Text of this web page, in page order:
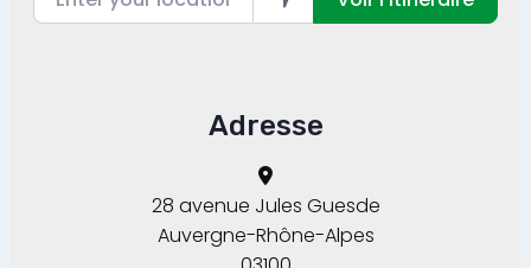
Adresse
28 avenue Jules Guesde
Auvergne-Rhône-Alpes